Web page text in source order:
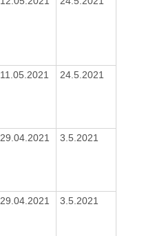
11.05.2021 24.5.2021
29.04.2021 3.5.2021
29.04.2021 3.5.2021